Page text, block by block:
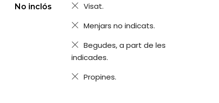
No inclós
Visat.
Menjars no indicats.
Begudes, a part de les
indicades.
Propines.